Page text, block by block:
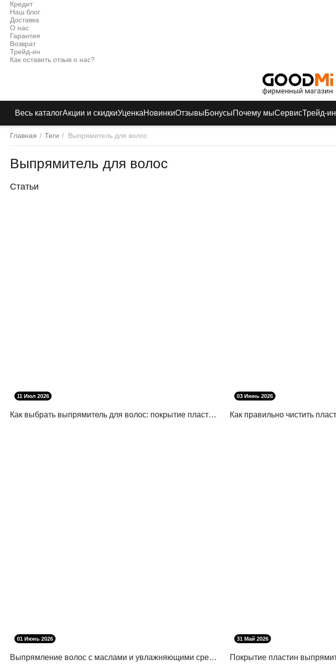
Кредит
Наш блог
Доставка
О нас
Гарантия
Возврат
Трейд-ин
Как оставить отзыв о нас?
Весь каталогАкции и скидкиУценкаНовинкиОтзывыБонусыПочему мыСервисТрейд-ин
Главная / Теги / Выпрямитель для волос
Выпрямитель для волос
Статьи
11 Июл 2026
Как выбрать выпрямитель для волос: покрытие пластин, температура и защита
03 Июнь 2026
01 Июнь 2026
Выпрямление волос с маслами и увлажняющими средствами: как избежать повреждений
31 Май 2026